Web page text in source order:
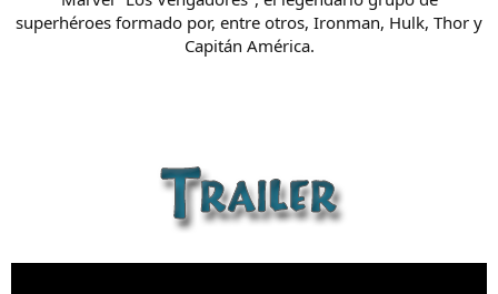
superhéroes formado por, entre otros, Ironman, Hulk, Thor y
Capitán América.